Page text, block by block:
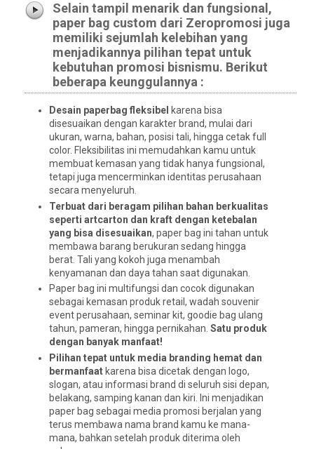
Selain tampil menarik dan fungsional,
paper bag custom dari Zeropromosi juga
memiliki sejumlah kelebihan yang
menjadikannya pilihan tepat untuk
kebutuhan promosi bisnismu. Berikut
beberapa keunggulannya :
Desain paperbag fleksibel karena bisa
disesuaikan dengan karakter brand, mulai dari
ukuran, warna, bahan, posisi tali, hingga cetak full
color. Fleksibilitas ini memudahkan kamu untuk
membuat kemasan yang tidak hanya fungsional,
tetapi juga mencerminkan identitas perusahaan
secara menyeluruh.
Terbuat dari beragam pilihan bahan berkualitas
seperti artcarton dan kraft dengan ketebalan
yang bisa disesuaikan, paper bag ini tahan untuk
membawa barang berukuran sedang hingga
berat. Tali yang kokoh juga menambah
kenyamanan dan daya tahan saat digunakan.
Paper bag ini multifungsi dan cocok digunakan
sebagai kemasan produk retail, wadah souvenir
event perusahaan, seminar kit, goodie bag ulang
tahun, pameran, hingga pernikahan. Satu produk
dengan banyak manfaat!
Pilihan tepat untuk media branding hemat dan
bermanfaat karena bisa dicetak dengan logo,
slogan, atau informasi brand di seluruh sisi depan,
belakang, samping kanan dan kiri. Ini menjadikan
paper bag sebagai media promosi berjalan yang
terus membawa nama brand kamu ke mana-
mana, bahkan setelah produk diterima oleh